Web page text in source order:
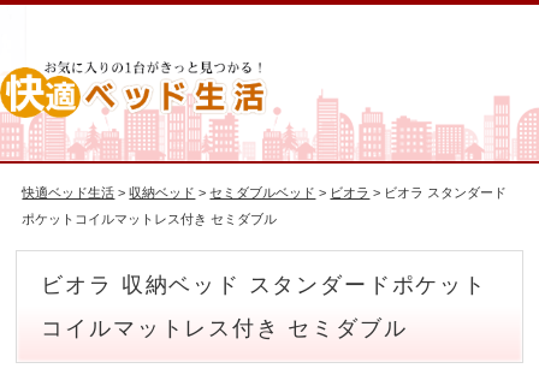
快適ベッド生活 >収納ベッド >セミダブルベッド > ビオラ > ビオラ スタンダード
ポケットコイルマットレス付き セミダブル
ビオラ 収納ベッド スタンダードポケット
コイルマットレス付き セミダブル